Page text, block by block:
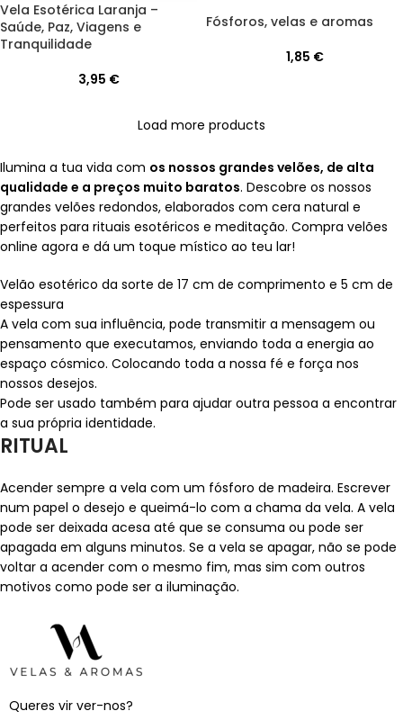
Vela Esotérica Laranja –
Saúde, Paz, Viagens e
Tranquilidade
3,95 €
Fósforos, velas e aromas
1,85 €
Load more products
Ilumina a tua vida com os nossos grandes velões, de alta
qualidade e a preços muito baratos. Descobre os nossos
grandes velões redondos, elaborados com cera natural e
perfeitos para rituais esotéricos e meditação. Compra velões
online agora e dá um toque místico ao teu lar!
Velão esotérico da sorte de 17 cm de comprimento e 5 cm de
espessura
A vela com sua influência, pode transmitir a mensagem ou
pensamento que executamos, enviando toda a energia ao
espaço cósmico. Colocando toda a nossa fé e força nos
nossos desejos.
Pode ser usado também para ajudar outra pessoa a encontrar
a sua própria identidade.
RITUAL
Acender sempre a vela com um fósforo de madeira. Escrever
num papel o desejo e queimá-lo com a chama da vela. A vela
pode ser deixada acesa até que se consuma ou pode ser
apagada em alguns minutos. Se a vela se apagar, não se pode
voltar a acender com o mesmo fim, mas sim com outros
motivos como pode ser a iluminação.
Queres vir ver-nos?